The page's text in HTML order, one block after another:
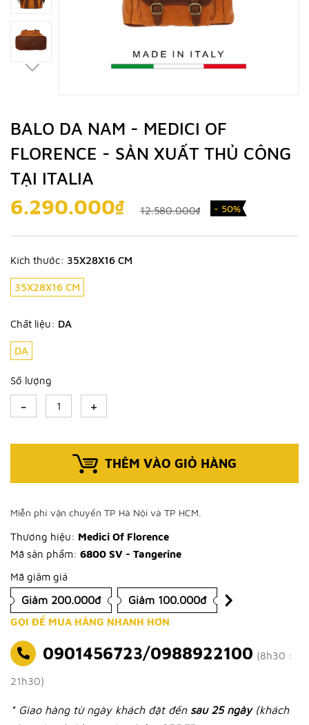
BALO DA NAM - MEDICI OF
FLORENCE - SẢN XUẤT THỦ CÔNG
TẠI ITALIA
6.290.000₫ 12.580.000₫ - 50%
Kích thước: 35X28X16 CM
35X28X16 CM
Chất liệu: DA
DA
Số lượng
- +
THÊM VÀO GIỎ HÀNG
Miễn phí vận chuyển TP Hà Nội và TP HCM.
Thương hiệu: Medici Of Florence
Mã sản phẩm: 6800 SV - Tangerine
Mã giảm giá
Giảm 200.000đ Giảm 100.000đ
GỌI ĐỂ MUA HÀNG NHANH HƠN
0901456723/0988922100 (8h30 :
21h30)
* Giao hàng từ ngày khách đặt đến sau 25 ngày (khách